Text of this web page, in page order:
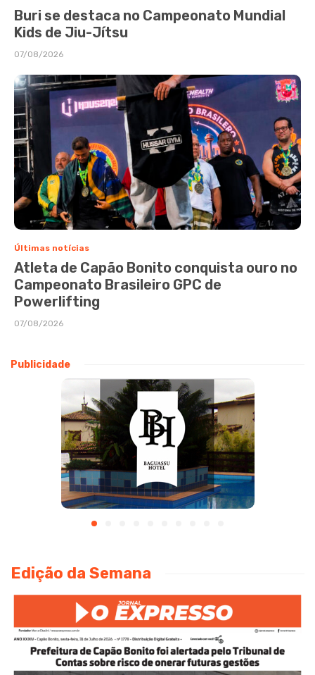
Buri se destaca no Campeonato Mundial
Kids de Jiu-Jítsu
07/08/2026
Últimas notícias
Atleta de Capão Bonito conquista ouro no
Campeonato Brasileiro GPC de
Powerlifting
07/08/2026
Publicidade
Edição da Semana